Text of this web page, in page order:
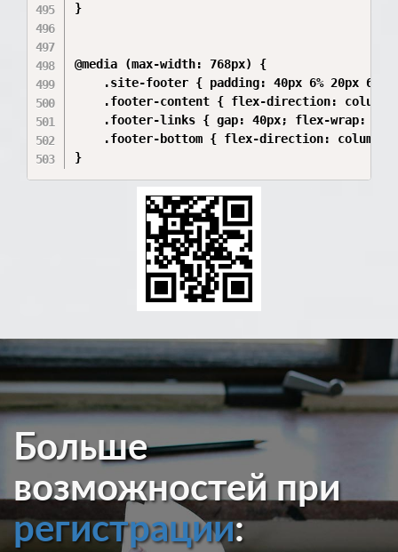
Больше
возможностей при
регистрации: